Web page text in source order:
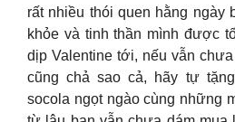
rất nhiều thói quen hằng ngày
khỏe và tinh thần mình được
dịp Valentine tới, nếu vẫn
cũng chả sao cả, hãy tự
socola ngọt ngào cùng những